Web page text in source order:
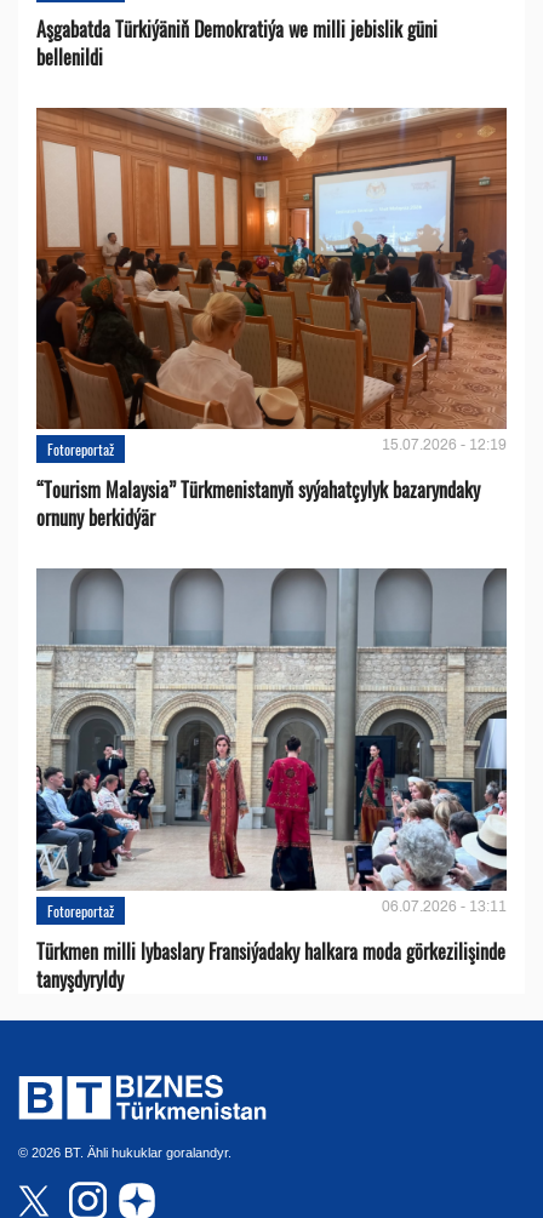
Aşgabatda Türkiýäniň Demokratiýa we milli jebislik güni
bellenildi
Fotoreportaž 15.07.2026 - 12:19
“Tourism Malaysia” Türkmenistanyň syýahatçylyk bazaryndaky
ornuny berkidýär
Fotoreportaž 06.07.2026 - 13:11
Türkmen milli lybaslary Fransiýadaky halkara moda görkezilişinde
tanyşdyryldy
© 2026 BT. Ähli hukuklar goralandyr.